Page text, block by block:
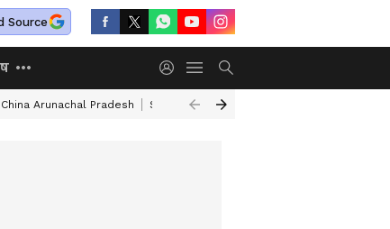
Source
Arunachal Pradesh Saudi Turkey Pakistan Defense Pact